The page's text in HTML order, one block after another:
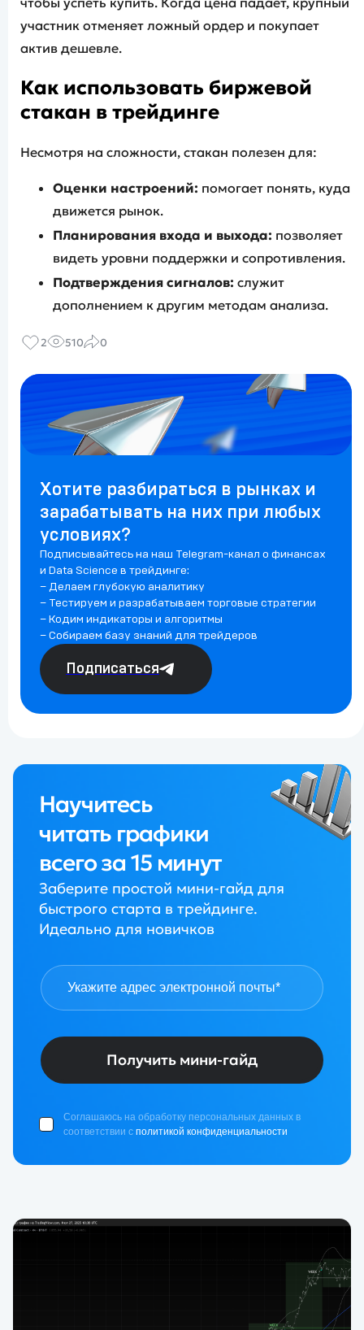
участник отменяет ложный ордер и покупает
актив дешевле.
Как использовать биржевой
стакан в трейдинге
Несмотря на сложности, стакан полезен для:
Оценки настроений: помогает понять, куда
движется рынок.
Планирования входа и выхода: позволяет
видеть уровни поддержки и сопротивления.
Подтверждения сигналов: служит
дополнением к другим методам анализа.
2 510 0
Хотите разбираться в рынках и
зарабатывать на них при любых
условиях?
Подписывайтесь на наш Telegram-канал о финансах
и Data Science в трейдинге:
– Делаем глубокую аналитику
– Тестируем и разрабатываем торговые стратегии
– Кодим индикаторы и алгоритмы
– Собираем базу знаний для трейдеров
Подписаться
Научитесь
читать графики
всего за 15 минут
Заберите простой мини-гайд для
быстрого старта в трейдинге.
Идеально для новичков
Получить мини-гайд
Соглашаюсь на обработку персональных данных в
соответствии с политикой конфиденциальности